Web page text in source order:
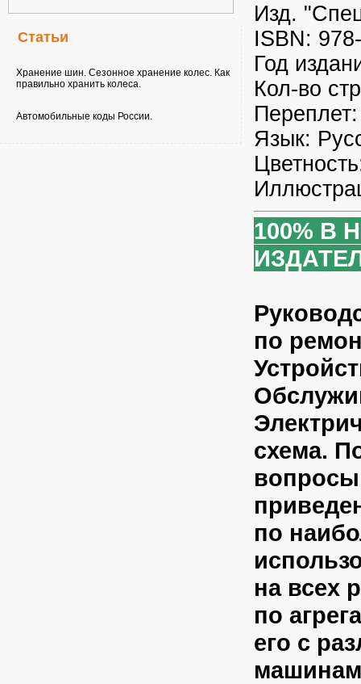
Статьи
Хранение шин. Сезонное хранение колес. Как
правильно хранить колеса.
Автомобильные коды России.
Изд.
ISBN:
Год
Кол-во
Язык:
100% В
по
схема.
по
на всех
по
его с